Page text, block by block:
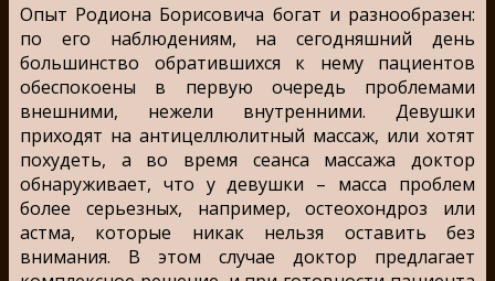
Опыт Родиона Борисовича богат и разнообразен:
по его наблюдениям, на сегодняшний день
большинство обратившихся к нему пациентов
обеспокоены в первую очередь проблемами
внешними, нежели внутренними. Девушки
приходят на антицеллюлитный массаж, или хотят
похудеть, а во время сеанса массажа доктор
обнаруживает, что у девушки – масса проблем
более серьезных, например, остеохондроз или
астма, которые никак нельзя оставить без
внимания. В этом случае доктор предлагает